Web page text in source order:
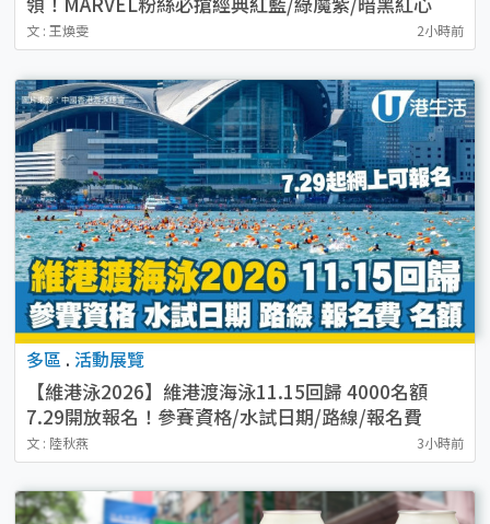
文 : 王煥雯 2小時前
多區 . 活動展覽
【維港泳2026】維港渡海泳11.15回歸 4000名額
7.29開放報名！參賽資格/水試日期/路線/報名費
文 : 陸秋燕 3小時前